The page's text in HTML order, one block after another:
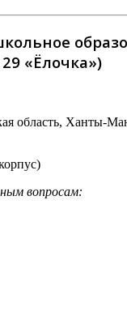
«Ёлочка»)
область, Ханты-
вопросам: